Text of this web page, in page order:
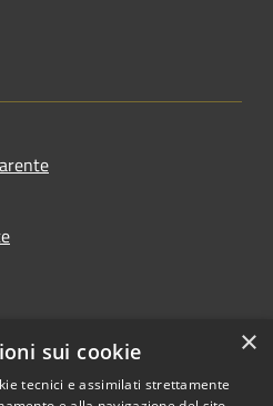
×
sui cookie
tecnici e assimilati strettamente